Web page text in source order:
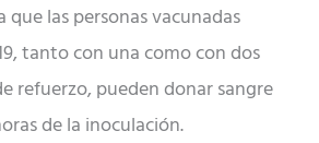
que las personas vacunadas
tanto con una como con dos
refuerzo, pueden donar sangre
de la inoculación.